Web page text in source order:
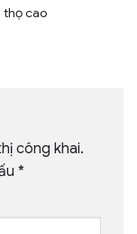
thọ cao
công khai.
*